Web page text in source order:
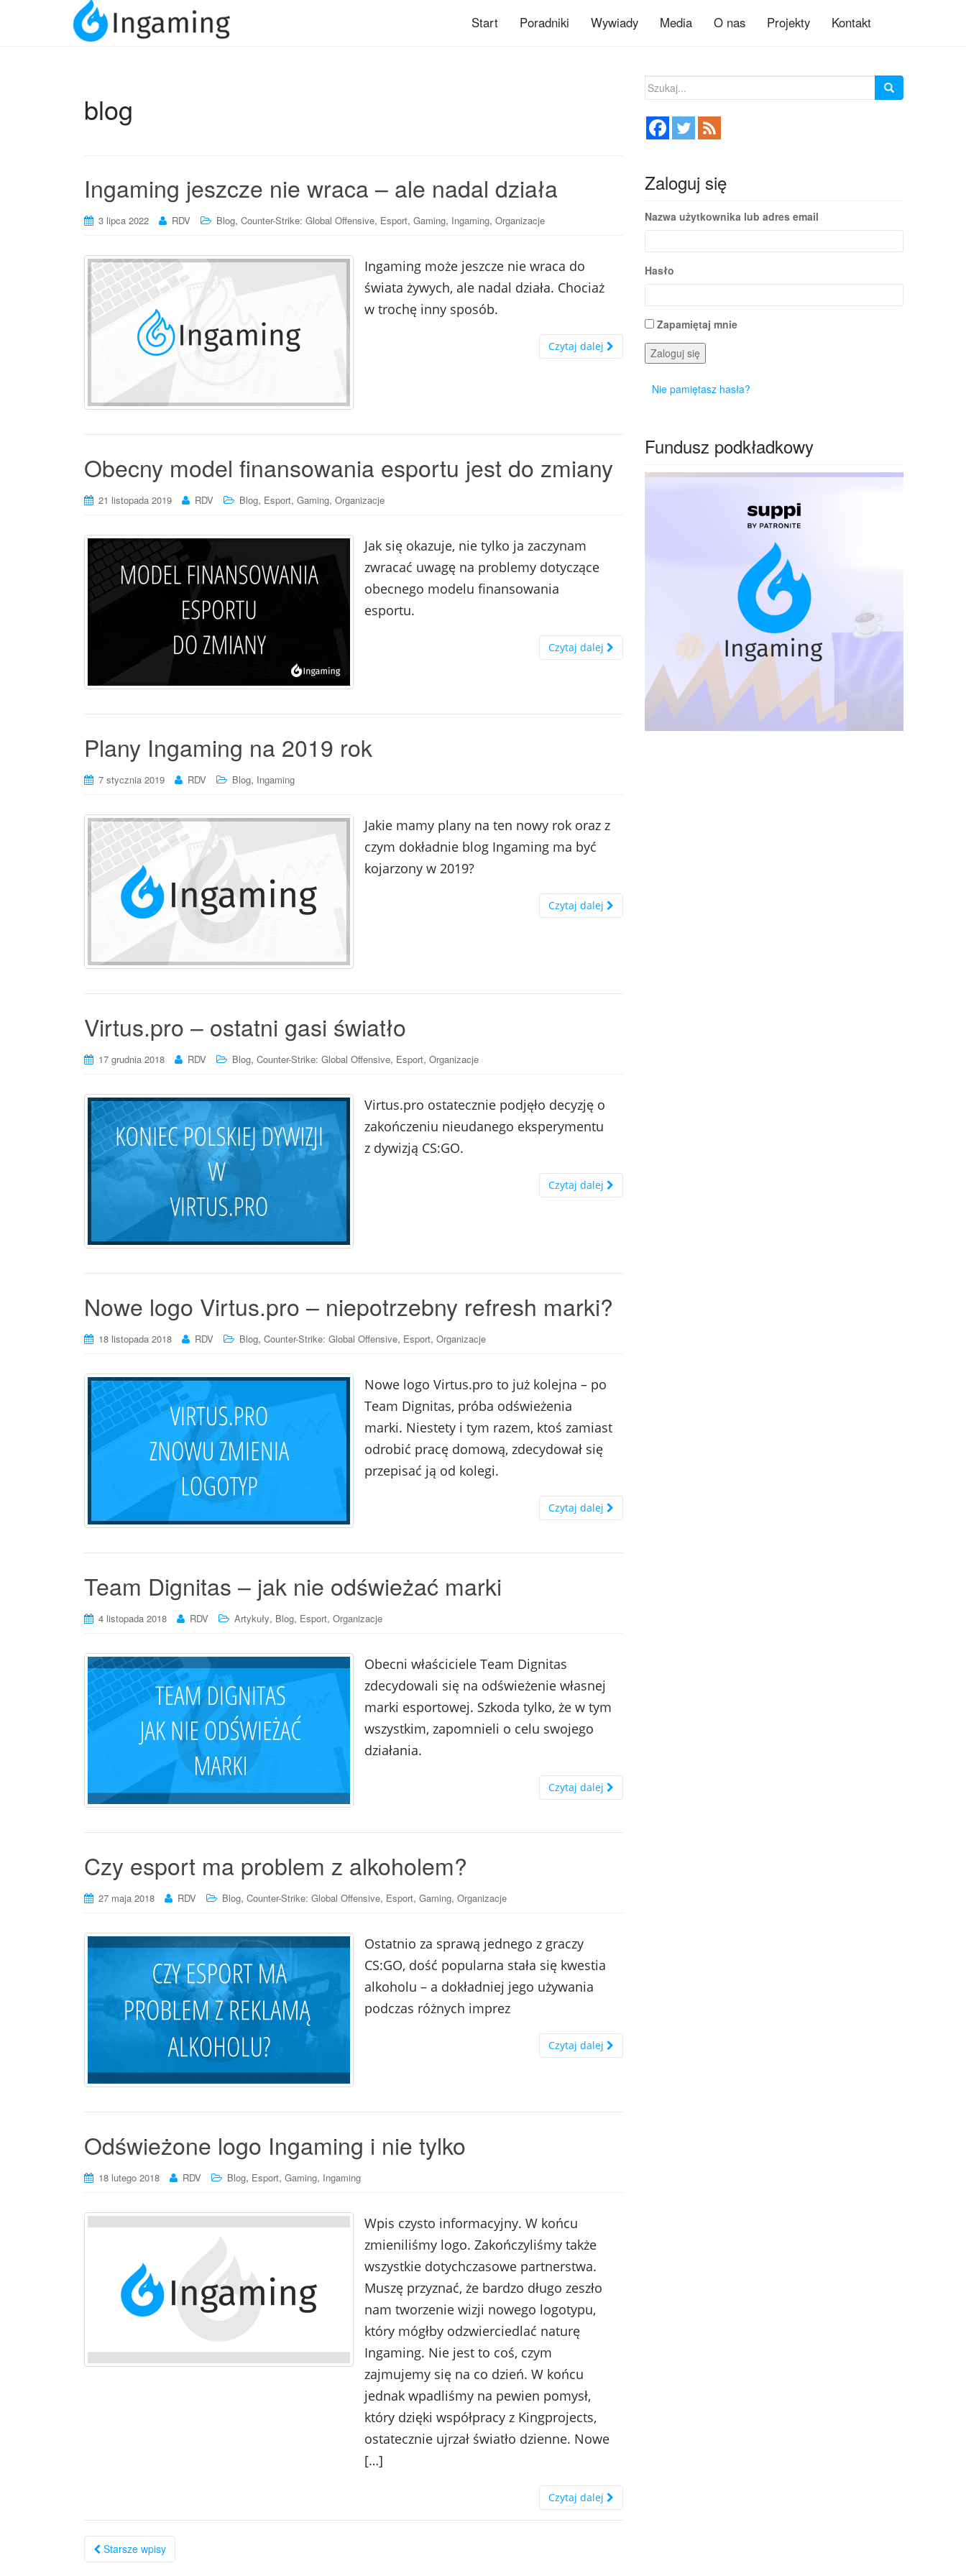
Start Poradniki Wywiady Media O nas Projekty Kontakt
blog
Ingaming jeszcze nie wraca – ale nadal działa
3 lipca 2022 RDV Blog, Counter-Strike: Global Offensive, Esport, Gaming, Ingaming, Organizacje
Ingaming może jeszcze nie wraca do
świata żywych, ale nadal działa. Chociaż
w trochę inny sposób.
Czytaj dalej
Obecny model finansowania esportu jest do zmiany
21 listopada 2019 RDV Blog, Esport, Gaming, Organizacje
Jak się okazuje, nie tylko ja zaczynam
zwracać uwagę na problemy dotyczące
obecnego modelu finansowania
esportu.
Czytaj dalej
Plany Ingaming na 2019 rok
7 stycznia 2019 RDV Blog, Ingaming
Jakie mamy plany na ten nowy rok oraz z
czym dokładnie blog Ingaming ma być
kojarzony w 2019?
Czytaj dalej
Virtus.pro – ostatni gasi światło
17 grudnia 2018 RDV Blog, Counter-Strike: Global Offensive, Esport, Organizacje
Virtus.pro ostatecznie podjęło decyzję o
zakończeniu nieudanego eksperymentu
z dywizją CS:GO.
Czytaj dalej
Nowe logo Virtus.pro – niepotrzebny refresh marki?
18 listopada 2018 RDV Blog, Counter-Strike: Global Offensive, Esport, Organizacje
Nowe logo Virtus.pro to już kolejna – po
Team Dignitas, próba odświeżenia
marki. Niestety i tym razem, ktoś zamiast
odrobić pracę domową, zdecydował się
przepisać ją od kolegi.
Czytaj dalej
Team Dignitas – jak nie odświeżać marki
4 listopada 2018 RDV Artykuły, Blog, Esport, Organizacje
Obecni właściciele Team Dignitas
zdecydowali się na odświeżenie własnej
marki esportowej. Szkoda tylko, że w tym
wszystkim, zapomnieli o celu swojego
działania.
Czytaj dalej
Czy esport ma problem z alkoholem?
27 maja 2018 RDV Blog, Counter-Strike: Global Offensive, Esport, Gaming, Organizacje
Ostatnio za sprawą jednego z graczy
CS:GO, dość popularna stała się kwestia
alkoholu – a dokładniej jego używania
podczas różnych imprez
Czytaj dalej
Odświeżone logo Ingaming i nie tylko
18 lutego 2018 RDV Blog, Esport, Gaming, Ingaming
Wpis czysto informacyjny. W końcu
zmieniliśmy logo. Zakończyliśmy także
wszystkie dotychczasowe partnerstwa.
Muszę przyznać, że bardzo długo zeszło
nam tworzenie wizji nowego logotypu,
który mógłby odzwierciedlać naturę
Ingaming. Nie jest to coś, czym
zajmujemy się na co dzień. W końcu
jednak wpadliśmy na pewien pomysł,
który dzięki współpracy z Kingprojects,
ostatecznie ujrzał światło dzienne. Nowe
[…]
Czytaj dalej
Nawigacja
Starsze wpisy
Szukaj:
Zaloguj się
Nazwa użytkownika lub adres email
Hasło
Zapamiętaj mnie
Zaloguj się
Nie pamiętasz hasła?
Fundusz podkładkowy